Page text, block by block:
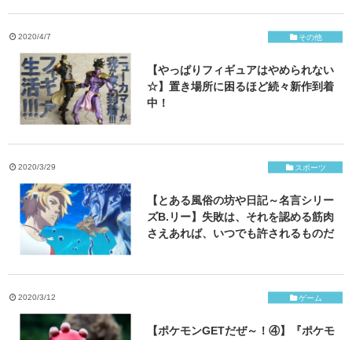
2020/4/7 その他
【やっぱりフィギュアはやめられない
☆】置き場所に困るほど続々新作到着
中！
2020/3/29 スポーツ
【とある風俗の坊や日記～名言シリー
ズB.リー】失敗は、それを認める筋肉
さえあれば、いつでも許されるものだ
2020/3/12 ゲーム
【ポケモンGETだぜ～！④】『ポケモ